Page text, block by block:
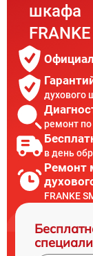
шкафа
духового
ремонт
в день
Ремонт
FRANKE